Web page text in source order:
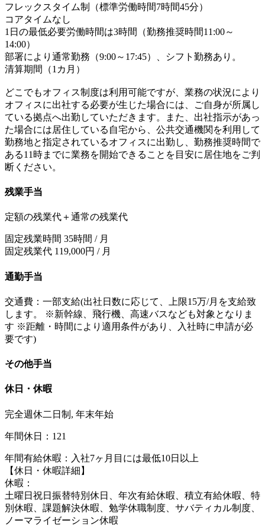
フレックスタイム制（標準労働時間7時間45分）
コアタイムなし
1日の最低必要労働時間は3時間（勤務推奨時間11:00～
14:00）
部署により通常勤務（9:00～17:45）、シフト勤務あり。
清算期間（1カ月）
どこでもオフィス制度は利用可能ですが、業務の状況により
オフィスに出社する必要が生じた場合には、ご自身が所属し
ている拠点へ出勤していただきます。また、出社指示があっ
た場合には居住している自宅から、公共交通機関を利用して
勤務地と指定されているオフィスに出勤し、勤務推奨時間で
ある11時までに業務を開始できることを目安に居住地をご判
断ください。
残業手当
定額の残業代＋通常の残業代
固定残業時間 35時間 / 月
固定残業代 119,000円 / 月
通勤手当
交通費：一部支給(出社日数に応じて、上限15万/月を支給致
します。 ※新幹線、飛行機、高速バスなども対象となりま
す ※距離・時間により適用条件があり、入社時に申請が必
要です)
その他手当
休日・休暇
完全週休二日制, 年末年始
年間休日：121
年間有給休暇：入社7ヶ月目には最低10日以上
【休日・休暇詳細】
休暇：
土曜日祝日振替特別休日、年次有給休暇、積立有給休暇、特
別休暇、課題解決休暇、勉学休職制度、サバティカル制度、
ノーマライゼーション休暇